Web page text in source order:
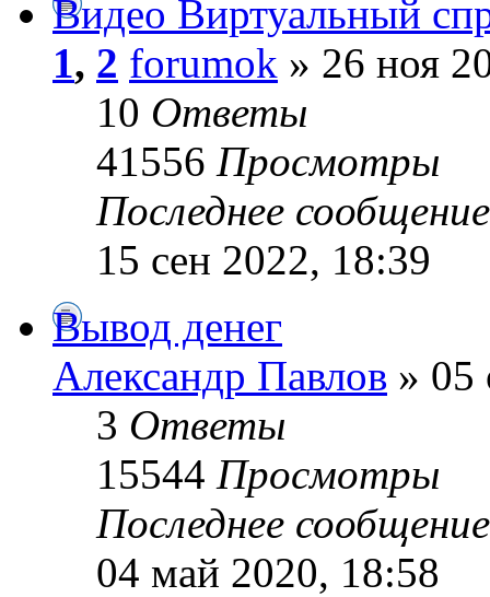
Видео Виртуальный
1, 2 forumok » 26 ноя
10 Ответы
41556 Просмотры
Последнее
15 сен 2022, 18:39
Вывод денег
Александр Павлов » 05
3 Ответы
15544 Просмотры
Последнее
04 май 2020, 18:58